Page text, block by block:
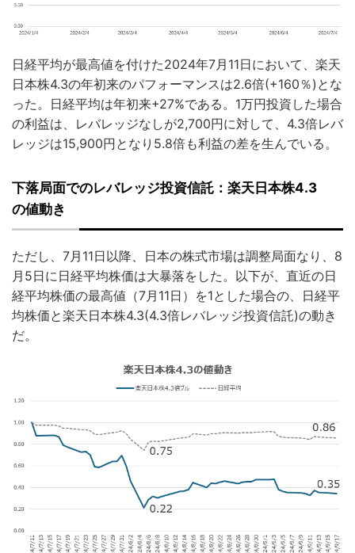
日経平均が最高値を付けた2024年7月11日において、楽天
日本株4.3の年初来のパフォーマンスは2.6倍(+160％)とな
った。日経平均は年初来+27%である。1万円投資した場合
の利益は、レバレッジなしが2,700円に対して、4.3倍レバ
レッジは15,900円となり5.8倍も利益の差を生んでいる。
下落局面でのレバレッジ投資信託：楽天日本株4.3
の値動き
ただし、7月11日以降、日本の株式市場は調整局面なり、8
月5日に日経平均株価は大暴落をした。以下が、直近の日
経平均株価の最高値（7月11日）を1とした場合の、日経平
均株価と楽天日本株4.3(4.3倍レバレッジ投資信託)の動き
だ。